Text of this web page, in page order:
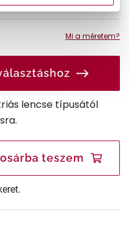
Mi a méretem?
lencse típusától
teszem